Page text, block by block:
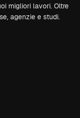
migliori lavori. Oltre
agenzie e studi.